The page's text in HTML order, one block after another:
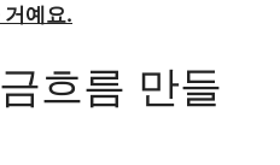
거예요.
흐름 만들